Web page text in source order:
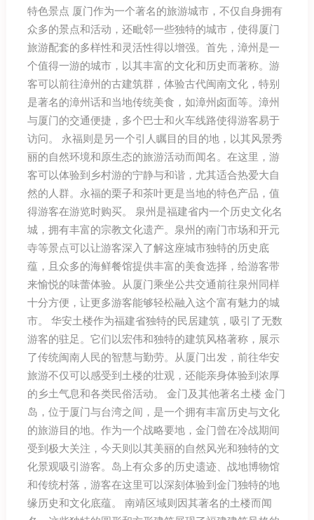
特色景点 厦门作为一个著名的旅游城市，不仅自身拥有
众多的景点和活动，还毗邻一些独特的城市，使得厦门
旅游配套的多样性和灵活性得以增强。首先，漳州是一
个值得一游的城市，以其丰富的文化和历史而著称。游
客可以前往漳州的古建筑群，体验古代闽南文化，特别
是著名的漳州话和当地传统美食，如漳州卤面等。漳州
与厦门的交通便捷，多个巴士和火车线路使得游客易于
访问。 永福则是另一个引人瞩目的目的地，以其风景秀
丽的自然环境和原生态的旅游活动而闻名。在这里，游
客可以体验到乡村游的宁静与和谐，尤其适合热爱大自
然的人群。永福的栗子和茶叶更是当地的特色产品，值
得游客在游览时购买。 泉州是福建省内一个历史文化名
城，拥有丰富的宗教文化遗产。泉州的南门市场和开元
寺等景点可以让游客深入了解这座城市独特的历史底
蕴，且众多的海鲜餐馆提供丰富的美食选择，给游客带
来愉悦的味蕾体验。从厦门乘坐公共交通前往泉州同样
十分方便，让更多游客能够轻松融入这个富有魅力的城
市。 华安土楼作为福建省独特的民居建筑，吸引了无数
游客的驻足。它们以宏伟和独特的建筑风格著称，展示
了传统闽南人民的智慧与勤劳。从厦门出发，前往华安
旅游不仅可以感受到土楼的壮观，还能亲身体验到浓厚
的乡土气息和各类民俗活动。 金门及其他著名土楼 金门
岛，位于厦门与台湾之间，是一个拥有丰富历史与文化
的旅游目的地。作为一个战略要地，金门曾在冷战期间
受到极大关注，今天则以其美丽的自然风光和独特的文
化景观吸引游客。岛上有众多的历史遗迹、战地博物馆
和传统村落，游客在这里可以深刻体验到金门独特的地
缘历史和文化底蕴。 南靖区域则因其著名的土楼而闻